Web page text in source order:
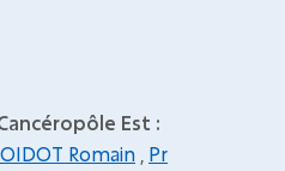
Est :
Romain Pr